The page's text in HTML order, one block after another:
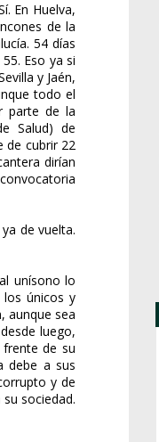
En Huelva,
de la
54 días
Eso ya si
y Jaén,
todo el
parte de la
Salud) de
de cubrir 22
dirían
de vuelta.
unísono lo
únicos y
aunque sea
luego,
de su
debe a sus
y de
sociedad.